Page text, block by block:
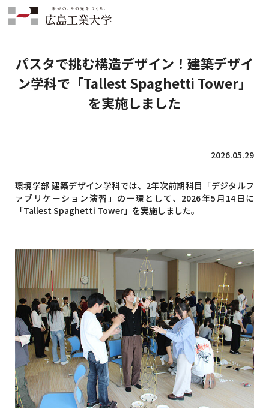
HOME INFORMATION
パスタで挑む構造デザイン！建築デザイン学科で「Tallest Spaghetti
Tower」を実施しました
パスタで挑む構造デザイン！建築デザイ
ン学科で「Tallest Spaghetti Tower」
を実施しました
2026.05.29
環境学部 建築デザイン学科では、2年次前期科目「デジタルフ
ァブリケーション演習」の一環として、2026年5月14日に
「Tallest Spaghetti Tower」を実施しました。